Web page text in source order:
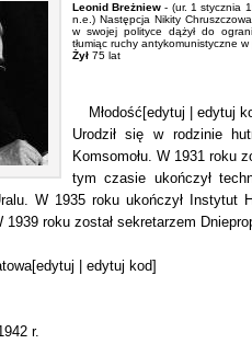
Leonid Breżniew- (ur. 1 stycznia
n.e.) Następcja Nikity
w swojej polityce dążył do
tłumiąc ruchy antykomunistyczne
Żył75 lat
Młodość[edytuj | edytuj
Urodził się w rodzinie
Komsomołu. W 1931 roku
tym czasie ukończył
W 1935 roku ukończył Instytut
1939 roku został sekretarzem
| edytuj kod]
r.